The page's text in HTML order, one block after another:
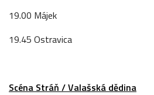
19.00 Májek
19.45 Ostravica
Scéna Stráň / Valašská dědina